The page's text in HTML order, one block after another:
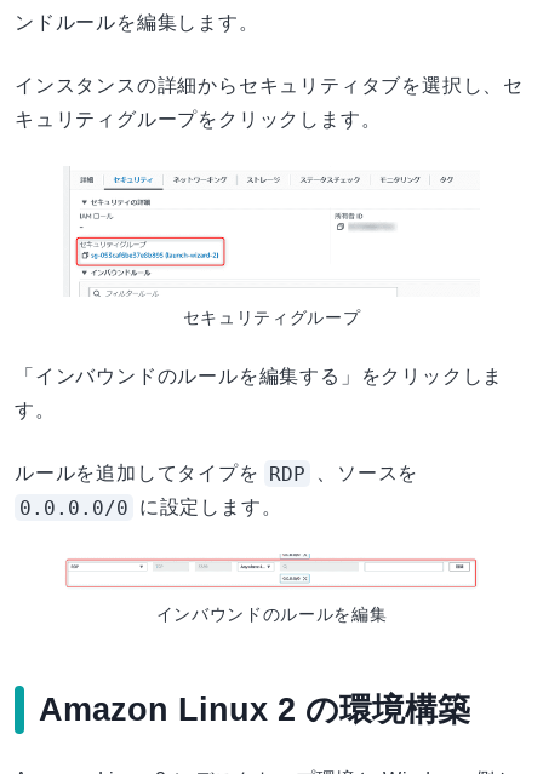
ンドルールを編集します。
インスタンスの詳細からセキュリティタブを選択し、セ
キュリティグループをクリックします。
セキュリティグループ
「インバウンドのルールを編集する」をクリックしま
す。
ルールを追加してタイプを RDP 、ソースを
0.0.0.0/0 に設定します。
インバウンドのルールを編集
Amazon Linux 2 の環境構築